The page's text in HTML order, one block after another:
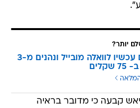
יותר?
עוברים עכשיו לוואלה מובייל ונהנים מ-3
קבעה כי מדובר בראיה